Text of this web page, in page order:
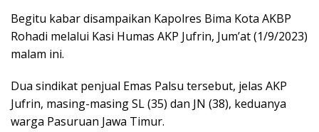
Begitu kabar disampaikan Kapolres Bima Kota AKBP
Rohadi melalui Kasi Humas AKP Jufrin, Jum’at (1/9/2023)
malam ini.
Dua sindikat penjual Emas Palsu tersebut, jelas AKP
Jufrin, masing-masing SL (35) dan JN (38), keduanya
warga Pasuruan Jawa Timur.